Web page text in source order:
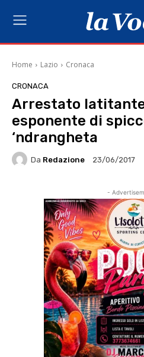
Home Lazio Cronaca
CRONACA
Arrestato
esponente di
‘ndrangheta
Da Redazione 23/06/2017
-